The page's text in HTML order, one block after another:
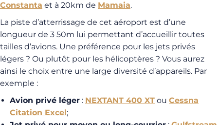
Constanta et à 20km de Mamaia.
La piste d’atterrissage de cet aéroport est d’une
longueur de 3 50m lui permettant d’accueillir toutes
tailles d’avions. Une préférence pour les jets privés
légers ? Ou plutôt pour les hélicoptères ? Vous aurez
ainsi le choix entre une large diversité d’appareils. Par
exemple :
Avion privé léger : NEXTANT 400 XT ou Cessna
Citation Excel;